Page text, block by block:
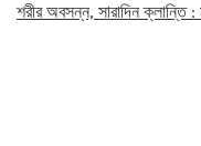
শরীর অবসন্ন, সারাদিন ক্লান্তি